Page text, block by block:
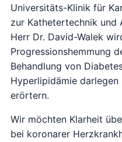
Universitäts-Klinik für
zur Kathetertechnik und
Herr Dr. David-Walek
Progressionshemmung
Behandlung von
Hyperlipidämie
erörtern.
Wir möchten Klarheit
bei koronarer